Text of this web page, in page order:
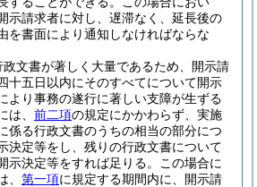
示請求者に対し、遅滞なく、延長後の
を書面により通知しなければならな
文書が著しく大量であるため、開示請
十五日以内にそのすべてについて開示
より事務の遂行に著しい支障が生ずる
は、 前二項の規定にかかわらず、実施
係る行政文書のうちの相当の部分につ
決定等をし、残りの行政文書について
示決定等をすれば足りる。
この場合に
、 第一項に規定する期間内に、開示請